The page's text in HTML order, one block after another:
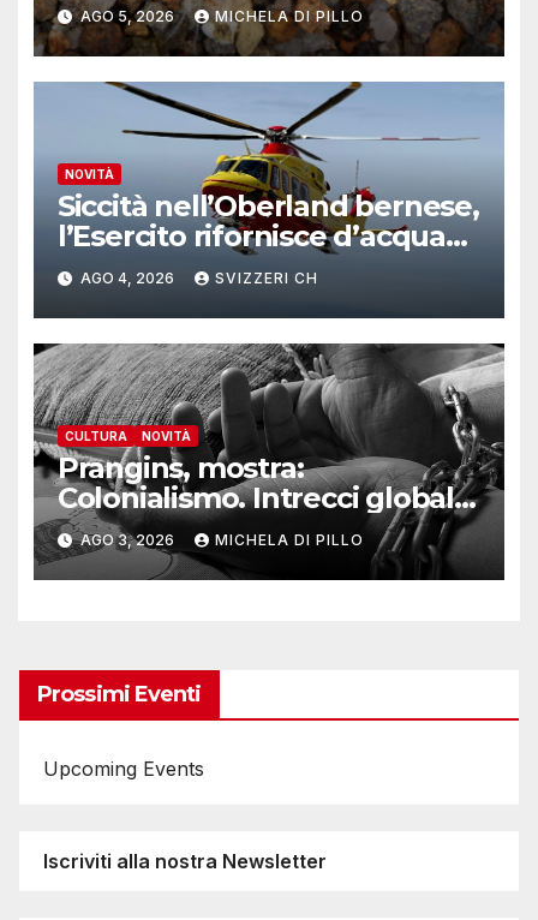
AGO 5, 2026 MICHELA DI PILLO
NOVITÀ
Siccità nell’Oberland bernese,
l’Esercito rifornisce d’acqua
due alpeggi
AGO 4, 2026 SVIZZERI CH
CULTURA NOVITÀ
Prangins, mostra:
Colonialismo. Intrecci globali
della Svizzera
AGO 3, 2026 MICHELA DI PILLO
Prossimi Eventi
Upcoming Events
Iscriviti alla nostra Newsletter